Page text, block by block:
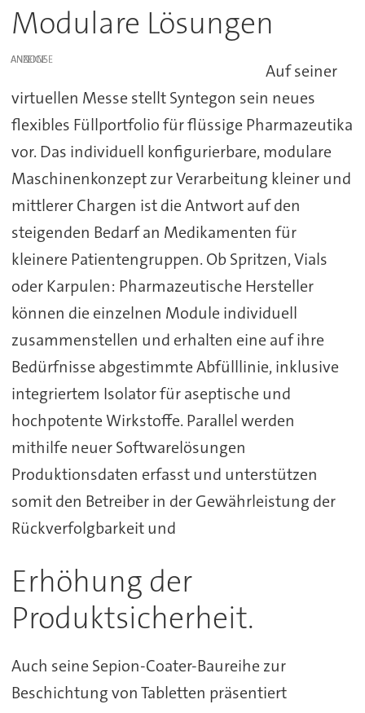
Modulare Lösungen
ANZEIGE
Auf seiner
virtuellen Messe stellt Syntegon sein neues
flexibles Füllportfolio für flüssige Pharmazeutika
vor. Das individuell konfigurierbare, modulare
Maschinenkonzept zur Verarbeitung kleiner und
mittlerer Chargen ist die Antwort auf den
steigenden Bedarf an Medikamenten für
kleinere Patientengruppen. Ob Spritzen, Vials
oder Karpulen: Pharmazeutische Hersteller
können die einzelnen Module individuell
zusammenstellen und erhalten eine auf ihre
Bedürfnisse abgestimmte Abfülllinie, inklusive
integriertem Isolator für aseptische und
hochpotente Wirkstoffe. Parallel werden
mithilfe neuer Softwarelösungen
Produktionsdaten erfasst und unterstützen
somit den Betreiber in der Gewährleistung der
Rückverfolgbarkeit und
Erhöhung der
Produktsicherheit.
Auch seine Sepion-Coater-Baureihe zur
Beschichtung von Tabletten präsentiert